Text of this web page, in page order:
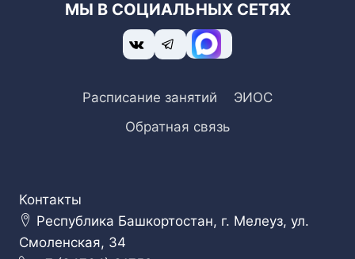
МЫ В СОЦИАЛЬНЫХ СЕТЯХ
Расписание занятий
ЭИОС
Обратная связь
Контакты
Республика Башкортостан, г. Мелеуз, ул.
Смоленская, 34